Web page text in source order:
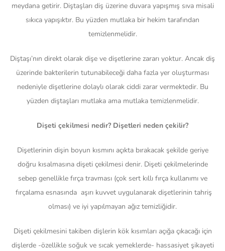
meydana getirir. Diştaşları diş üzerine duvara yapışmış sıva misali
sıkıca yapışıktır. Bu yüzden mutlaka bir hekim tarafından
temizlenmelidir.
Diştaşı’nın direkt olarak dişe ve dişetlerine zararı yoktur. Ancak diş
üzerinde bakterilerin tutunabileceği daha fazla yer oluşturması
nedeniyle dişetlerine dolaylı olarak ciddi zarar vermektedir. Bu
yüzden diştaşları mutlaka ama mutlaka temizlenmelidir.
Dişeti çekilmesi nedir? Dişetleri neden çekilir?
Dişetlerinin dişin boyun kısmını açıkta bırakacak şekilde geriye
doğru kısalmasına dişeti çekilmesi denir. Dişeti çekilmelerinde
sebep genellikle fırça travması (çok sert kıllı fırça kullanımı ve
fırçalama esnasında aşırı kuvvet uygulanarak dişetlerinin tahriş
olması) ve iyi yapılmayan ağız temizliğidir.
Dişeti çekilmesini takiben dişlerin kök kısımları açığa çıkacağı için
dişlerde -özellikle soğuk ve sıcak yemeklerde- hassasiyet şikayeti